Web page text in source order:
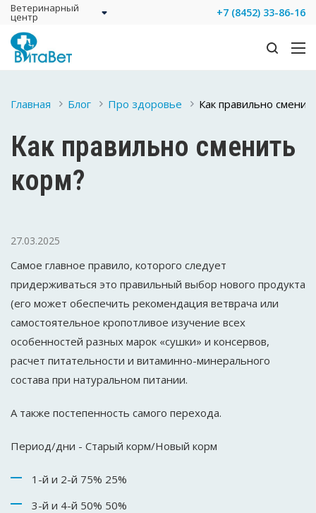
Ветеринарный
центр +7 (8452) 33-86-16
Главная Блог Про здоровье Как правильно
Как правильно сменить
корм?
27.03.2025
Самое главное правило, которого следует
придерживаться это правильный выбор нового продукта
(его может обеспечить рекомендация ветврача или
самостоятельное кропотливое изучение всех
особенностей разных марок «сушки» и консервов,
расчет питательности и витаминно-минерального
состава при натуральном питании.
А также постепенность самого перехода.
Период/дни - Старый корм/Новый корм
1-й и 2-й 75% 25%
3-й и 4-й 50% 50%